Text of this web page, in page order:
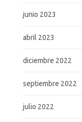
junio 2023
abril 2023
diciembre 2022
septiembre 2022
julio 2022